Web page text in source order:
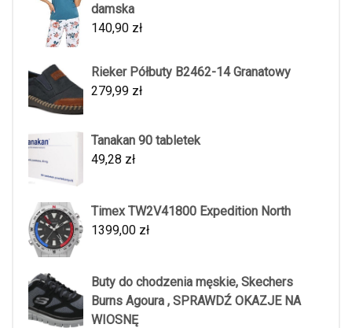
damska
140,90 zł
Rieker Półbuty B2462-14 Granatowy
279,99 zł
Tanakan 90 tabletek
49,28 zł
Timex TW2V41800 Expedition North
1399,00 zł
Buty do chodzenia męskie, Skechers
Burns Agoura , SPRAWDŹ OKAZJE NA
WIOSNĘ